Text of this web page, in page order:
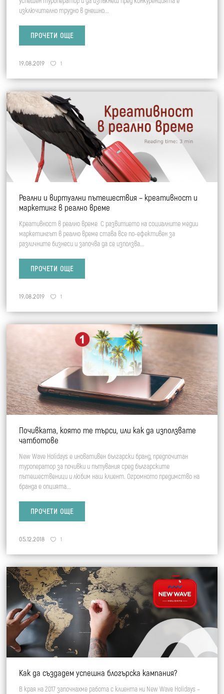
изключително трудно в днешно...
ПРОЧЕТИ ОЩЕ
19.08.2019 1
Реални и виртуални пътешествия – креативност и
маркетинг в реално време
Креативност в реално време С развитието на социалните медии
маркетингът в реално време става все по-ефективен за
различните бизнеси и започва да се използва...
ПРОЧЕТИ ОЩЕ
19.08.2019 1
Почивката, която те търси, или как да използвате
чатботове
New Wave Holidays е иновативен български бранд, предпочитан
туроператор за почивки и пътувания сред българските
пътешественици и любим наш клиент. Огромното предимствo на
бранда е опцията...
ПРОЧЕТИ ОЩЕ
05.12.2018 1
Как да създадем успешна блогърска кампания?
В края на 2017 започнахме работа с клиента ни New Wave Holidays –